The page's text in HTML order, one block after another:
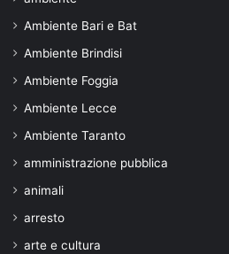
Ambiente Bari e Bat
Ambiente Brindisi
Ambiente Foggia
Ambiente Lecce
Ambiente Taranto
amministrazione pubblica
animali
arresto
arte e cultura